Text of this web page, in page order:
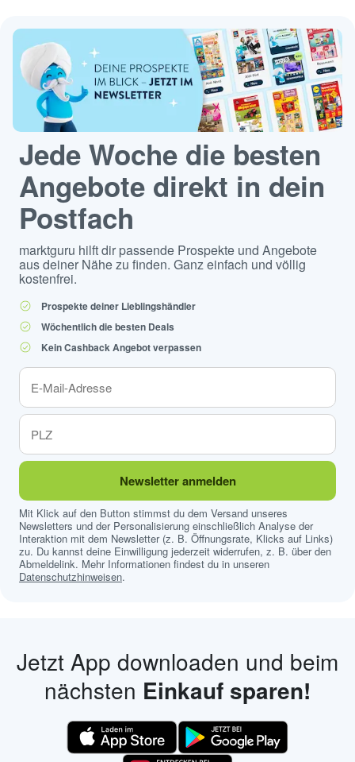
Jede Woche die besten
Angebote direkt in dein
Postfach
marktguru hilft dir passende Prospekte und Angebote
aus deiner Nähe zu finden. Ganz einfach und völlig
kostenfrei.
Prospekte deiner Lieblingshändler
Wöchentlich die besten Deals
Kein Cashback Angebot verpassen
Newsletter anmelden
Mit Klick auf den Button stimmst du dem Versand unseres
Newsletters und der Personalisierung einschließlich Analyse der
Interaktion mit dem Newsletter (z. B. Öffnungsrate, Klicks auf Links)
zu. Du kannst deine Einwilligung jederzeit widerrufen, z. B. über den
Abmeldelink. Mehr Informationen findest du in unseren
Datenschutzhinweisen.
Jetzt App downloaden und beim
nächsten Einkauf sparen!